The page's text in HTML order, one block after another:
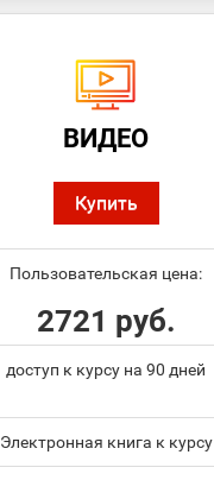
ВИДЕО
Купить
Пользовательская цена:
2721 руб.
доступ к курсу на 90 дней
Электронная книга к курсу